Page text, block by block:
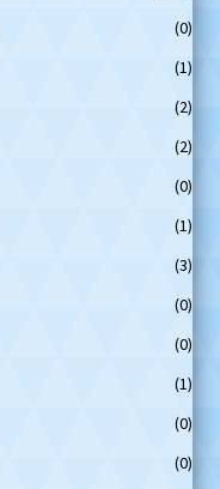
(0)
(1)
(2)
(2)
(0)
(1)
(3)
(0)
(0)
(1)
(0)
(0)